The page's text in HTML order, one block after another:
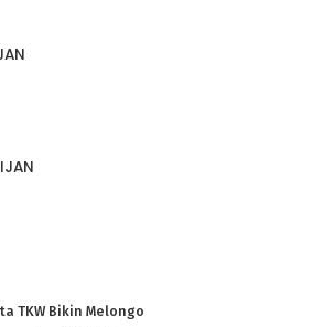
TKW Bikin Melongo